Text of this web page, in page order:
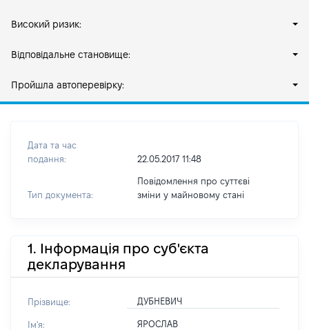
Високий ризик:
Відповідальне становище:
Пройшла автоперевірку:
Дата та час
подання:
22.05.2017 11:48
Тип документа:
Повідомлення про суттєві
зміни y майновому стані
1. Інформація про суб'єкта
декларування
Прізвище: ДУБНЕВИЧ
Ім'я: ЯРОСЛАВ